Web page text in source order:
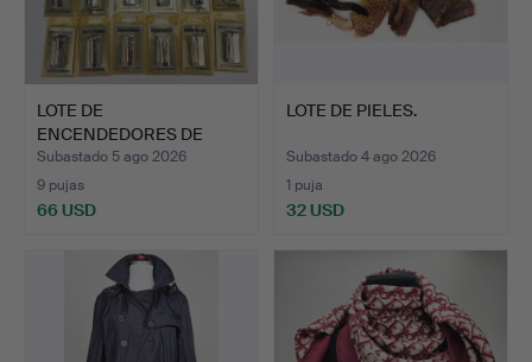
LOTE DE
ENCENDEDORES DE
GASOLINA, John Sil…
Subastado 5 ago 2026
9 pujas
66 USD
LOTE DE PIELES.
Subastado 4 ago 2026
1 puja
32 USD